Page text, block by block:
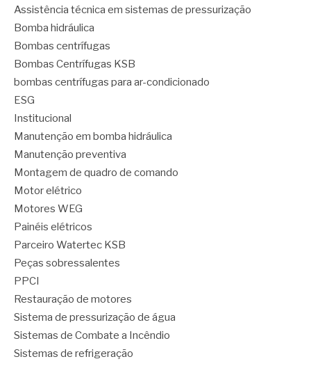
Assistência técnica em sistemas de pressurização
Bomba hidráulica
Bombas centrífugas
Bombas Centrífugas KSB
bombas centrífugas para ar-condicionado
ESG
Institucional
Manutenção em bomba hidráulica
Manutenção preventiva
Montagem de quadro de comando
Motor elétrico
Motores WEG
Painéis elétricos
Parceiro Watertec KSB
Peças sobressalentes
PPCI
Restauração de motores
Sistema de pressurização de água
Sistemas de Combate a Incêndio
Sistemas de refrigeração